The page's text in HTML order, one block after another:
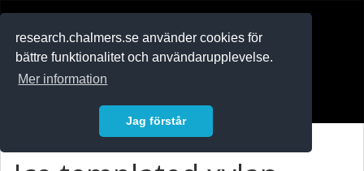
research.chalmers.se använder cookies för
bättre funktionalitet och användarupplevelse.
Mer information
Jag förstår